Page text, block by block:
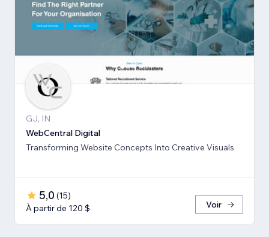
GJ, IN
WebCentral Digital
Transforming Website Concepts Into Creative Visuals
5,0 (15)
À partir de 120 $
Voir